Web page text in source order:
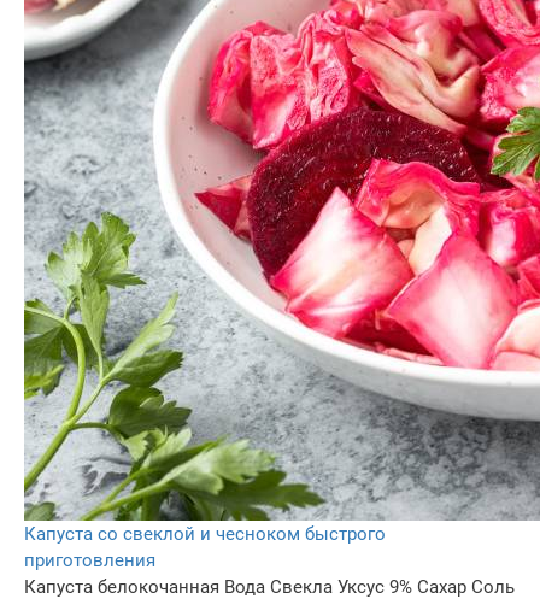
Капуста со свеклой и чесноком быстрого
приготовления
Капуста белокочанная Вода Свекла Уксус 9% Сахар Соль